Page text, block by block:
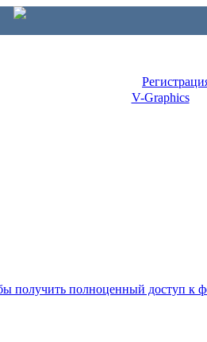
V-Graphics
получить полноценный доступ к